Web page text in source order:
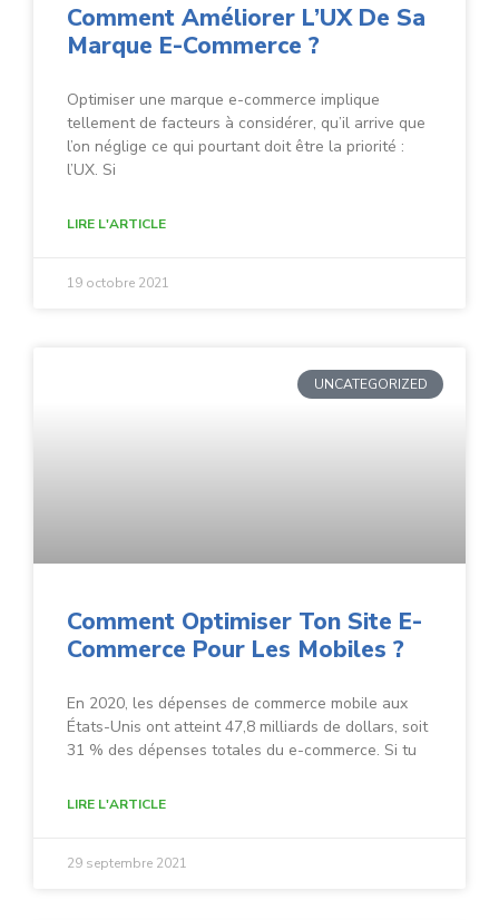
Comment Améliorer L’UX De Sa
Marque E-Commerce ?
Optimiser une marque e-commerce implique
tellement de facteurs à considérer, qu’il arrive que
l’on néglige ce qui pourtant doit être la priorité :
l’UX. Si
LIRE L'ARTICLE
19 octobre 2021
UNCATEGORIZED
Comment Optimiser Ton Site E-
Commerce Pour Les Mobiles ?
En 2020, les dépenses de commerce mobile aux
États-Unis ont atteint 47,8 milliards de dollars, soit
31 % des dépenses totales du e-commerce. Si tu
LIRE L'ARTICLE
29 septembre 2021